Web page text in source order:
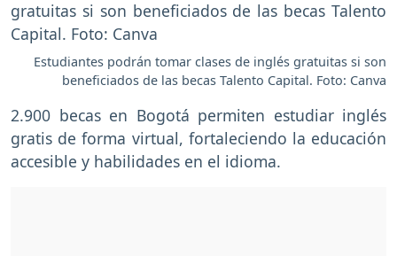
Estudiantes podrán tomar clases de inglés gratuitas si son
beneficiados de las becas Talento Capital. Foto: Canva
2.900 becas en Bogotá permiten estudiar inglés
gratis de forma virtual, fortaleciendo la educación
accesible y habilidades en el idioma.